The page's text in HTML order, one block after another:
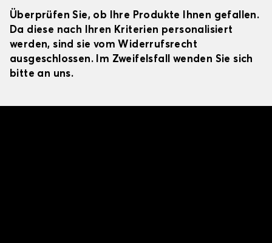
Überprüfen Sie, ob Ihre Produkte Ihnen gefallen.
Da diese nach Ihren Kriterien personalisiert
werden, sind sie vom Widerrufsrecht
ausgeschlossen. Im Zweifelsfall wenden Sie sich
bitte an uns.